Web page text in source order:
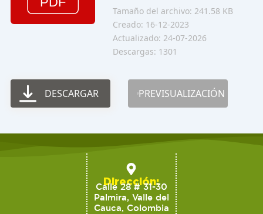
Tamaño del archivo: 241.58 KB
Creado: 16-12-2023
Actualizado: 24-07-2026
Descargas: 1301
DESCARGAR PREVISUALIZACIÓN
Dirección:
Calle 28 # 31-30
Palmira, Valle del
Cauca, Colombia